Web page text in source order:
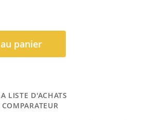
panier
LISTE D'ACHATS